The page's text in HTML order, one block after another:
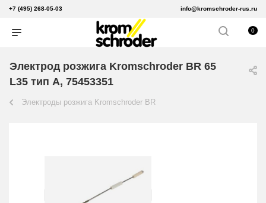
+7 (495) 268-05-03 info@kromschroder-rus.ru
0
Электрод розжига Kromschroder BR 65
L35 тип A, 75453351
Электроды розжига Kromschroder BR